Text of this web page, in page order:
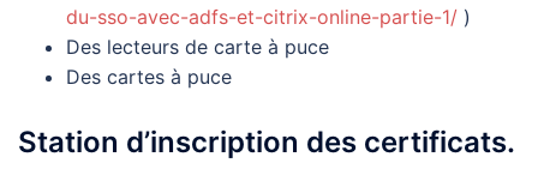
du-sso-avec-adfs-et-citrix-online-partie-1/ )
Des lecteurs de carte à puce
Des cartes à puce
Station d’inscription des certificats.